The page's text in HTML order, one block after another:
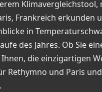
Frankreich erkunden
in
des Jahres. Ob Sie
die einzigartigen
Rethymno und Paris